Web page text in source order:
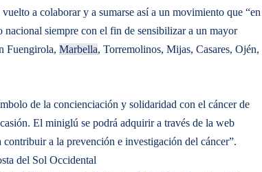
a colaborar y a sumarse así a un movimiento que “en
nacional siempre con el fin de sensibilizar a un mayor
Fuengirola, Marbella, Torremolinos, Mijas, Casares, Ojén,
de la concienciación y solidaridad con el cáncer de
El miniglú se podrá adquirir a través de la web
a la prevención e investigación del cáncer”.
del Sol Occidental